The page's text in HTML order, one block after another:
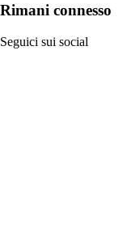
Rimani connesso
Seguici sui social